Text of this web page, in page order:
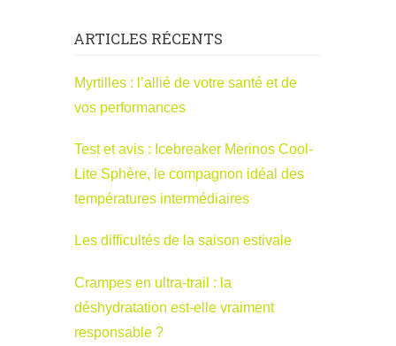
ARTICLES RÉCENTS
Myrtilles : l’allié de votre santé et de
vos performances
Test et avis : Icebreaker Merinos Cool-
Lite Sphère, le compagnon idéal des
températures intermédiaires
Les difficultés de la saison estivale
Crampes en ultra-trail : la
déshydratation est-elle vraiment
responsable ?